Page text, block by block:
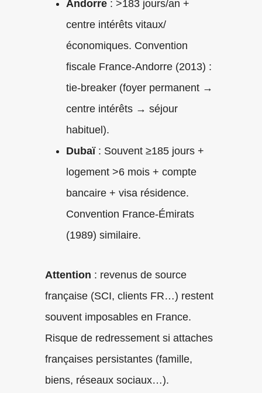
Andorre: >183 jours/an +
centre intérêts vitaux/
économiques. Convention
fiscale France-Andorre (2013) :
tie-breaker (foyer permanent →
centre intérêts → séjour
habituel).
Dubaï: Souvent ≥185 jours +
logement >6 mois + compte
bancaire + visa résidence.
Convention France-Émirats
(1989) similaire.
Attention : revenus de source
française (SCI, clients FR…) restent
souvent imposables en France.
Risque de redressement si attaches
françaises persistantes (famille,
biens, réseaux sociaux…).